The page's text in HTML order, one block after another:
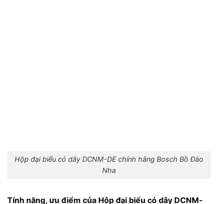
Hộp đại biểu có dây DCNM-DE chính hãng Bosch Bồ Đào
Nha
Tính năng, ưu điểm của Hộp đại biểu có dây DCNM-